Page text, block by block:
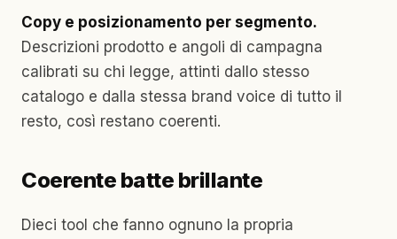
Copy e posizionamento per segmento.
Descrizioni prodotto e angoli di campagna
calibrati su chi legge, attinti dallo stesso
catalogo e dalla stessa brand voice di tutto il
resto, così restano coerenti.
Coerente batte brillante
Dieci tool che fanno ognuno la propria